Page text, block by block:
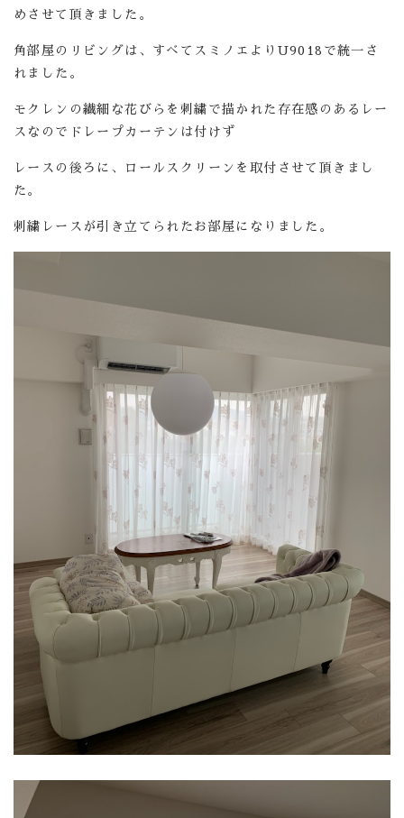
めさせて頂きました。
角部屋のリビングは、すべてスミノエよりU9018で統一さ
れました。
モクレンの繊細な花びらを刺繍で描かれた存在感のあるレー
スなのでドレープカーテンは付けず
レースの後ろに、ロールスクリーンを取付させて頂きまし
た。
刺繍レースが引き立てられたお部屋になりました。